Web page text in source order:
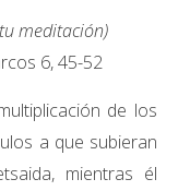
meditación)
6, 45-52
de los
a que subieran
mientras él